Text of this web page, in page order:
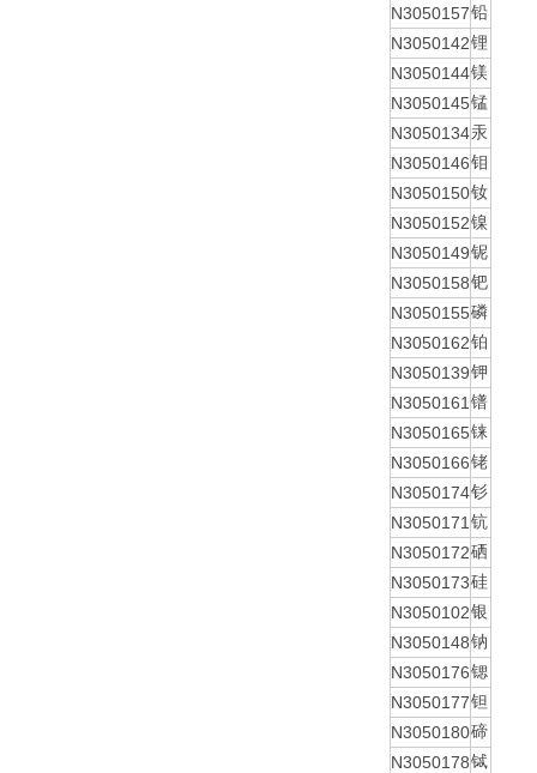
N3050157铅
N3050142锂
N3050144镁
N3050145锰
N3050134汞
N3050146钼
N3050150钕
N3050152镍
N3050149铌
N3050158钯
N3050155磷
N3050162铂
N3050139钾
N3050161 镨
N3050165铼
N3050166铑
N3050174钐
N3050171 钪
N3050172硒
N3050173硅
N3050102银
N3050148钠
N3050176锶
N3050177钽
N3050180碲
N3050178铽